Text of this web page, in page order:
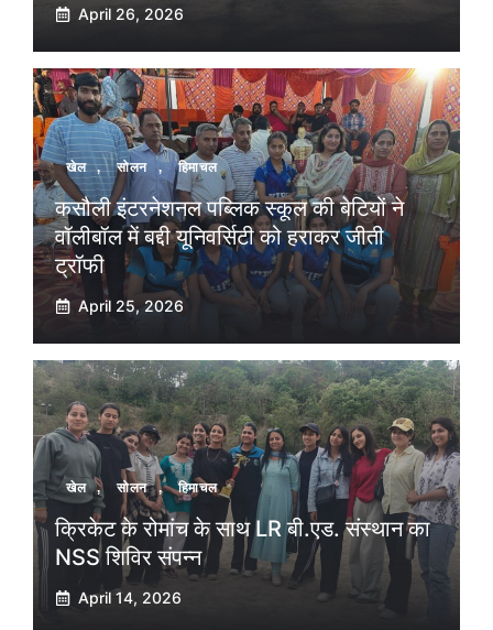
April 26, 2026
खेल , सोलन , हिमाचल
कसौली इंटरनेशनल पब्लिक स्कूल की बेटियों ने
वॉलीबॉल में बद्दी यूनिवर्सिटी को हराकर जीती
ट्रॉफी
April 25, 2026
खेल , सोलन , हिमाचल
क्रिकेट के रोमांच के साथ LR बी.एड. संस्थान का
NSS शिविर संपन्न
April 14, 2026